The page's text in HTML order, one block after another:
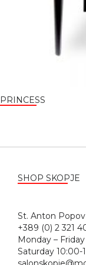
PRINCESS
SHOP SKOPJE
St.
+389 (0) 2 321
Monday –
Saturday 10:00-